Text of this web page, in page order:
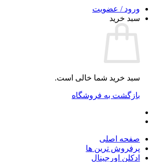
ورود / عضویت
سبد خرید
سبد خرید شما خالی است.
بازگشت به فروشگاه
صفحه اصلی
پرفروش ترین ها
ادکلن اورجینال